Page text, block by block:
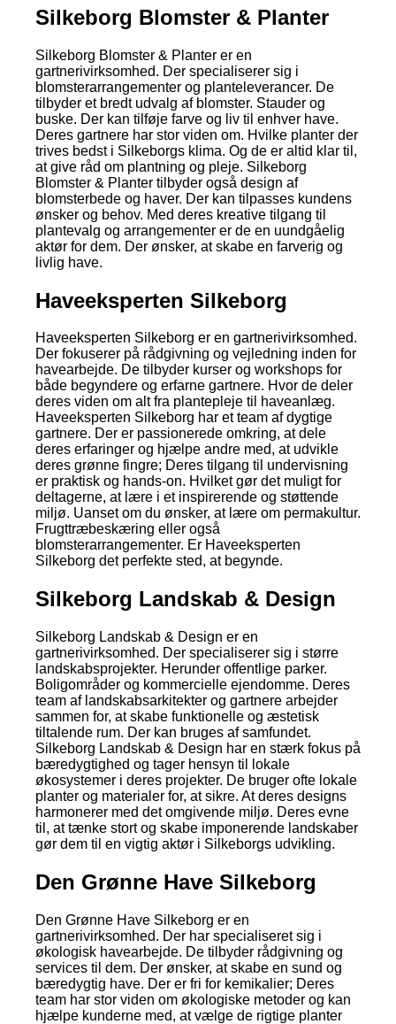
Silkeborg Blomster & Planter
Silkeborg Blomster & Planter er en
gartnerivirksomhed. Der specialiserer sig i
blomsterarrangementer og planteleverancer. De
tilbyder et bredt udvalg af blomster. Stauder og
buske. Der kan tilføje farve og liv til enhver have.
Deres gartnere har stor viden om. Hvilke planter der
trives bedst i Silkeborgs klima. Og de er altid klar til,
at give råd om plantning og pleje. Silkeborg
Blomster & Planter tilbyder også design af
blomsterbede og haver. Der kan tilpasses kundens
ønsker og behov. Med deres kreative tilgang til
plantevalg og arrangementer er de en uundgåelig
aktør for dem. Der ønsker, at skabe en farverig og
livlig have.
Haveeksperten Silkeborg
Haveeksperten Silkeborg er en gartnerivirksomhed.
Der fokuserer på rådgivning og vejledning inden for
havearbejde. De tilbyder kurser og workshops for
både begyndere og erfarne gartnere. Hvor de deler
deres viden om alt fra plantepleje til haveanlæg.
Haveeksperten Silkeborg har et team af dygtige
gartnere. Der er passionerede omkring, at dele
deres erfaringer og hjælpe andre med, at udvikle
deres grønne fingre; Deres tilgang til undervisning
er praktisk og hands-on. Hvilket gør det muligt for
deltagerne, at lære i et inspirerende og støttende
miljø. Uanset om du ønsker, at lære om permakultur.
Frugttræbeskæring eller også
blomsterarrangementer. Er Haveeksperten
Silkeborg det perfekte sted, at begynde.
Silkeborg Landskab & Design
Silkeborg Landskab & Design er en
gartnerivirksomhed. Der specialiserer sig i større
landskabsprojekter. Herunder offentlige parker.
Boligområder og kommercielle ejendomme. Deres
team af landskabsarkitekter og gartnere arbejder
sammen for, at skabe funktionelle og æstetisk
tiltalende rum. Der kan bruges af samfundet.
Silkeborg Landskab & Design har en stærk fokus på
bæredygtighed og tager hensyn til lokale
økosystemer i deres projekter. De bruger ofte lokale
planter og materialer for, at sikre. At deres designs
harmonerer med det omgivende miljø. Deres evne
til, at tænke stort og skabe imponerende landskaber
gør dem til en vigtig aktør i Silkeborgs udvikling.
Den Grønne Have Silkeborg
Den Grønne Have Silkeborg er en
gartnerivirksomhed. Der har specialiseret sig i
økologisk havearbejde. De tilbyder rådgivning og
services til dem. Der ønsker, at skabe en sund og
bæredygtig have. Der er fri for kemikalier; Deres
team har stor viden om økologiske metoder og kan
hjælpe kunderne med, at vælge de rigtige planter